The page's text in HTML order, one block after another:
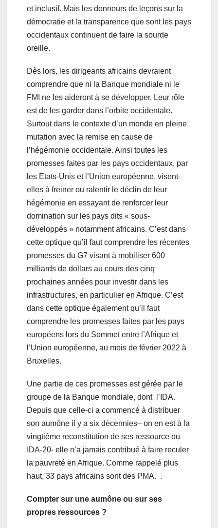
et inclusif. Mais les donneurs de leçons sur la
démocratie et la transparence que sont les pays
occidentaux continuent de faire la sourde
oreille.
Dès lors, les dirigeants africains devraient
comprendre que ni la Banque mondiale ni le
FMI ne les aideront à se développer. Leur rôle
est de les garder dans l’orbite occidentale.
Surtout dans le contexte d’un monde en pleine
mutation avec la remise en cause de
l’hégémonie occidentale. Ainsi toutes les
promesses faites par les pays occidentaux, par
les Etats-Unis et l’Union européenne, visent-
elles à freiner ou ralentir le déclin de leur
hégémonie en essayant de renforcer leur
domination sur les pays dits « sous-
développés » notamment africains. C’est dans
cette optique qu’il faut comprendre les récentes
promesses du G7 visant à mobiliser 600
milliards de dollars au cours des cinq
prochaines années pour investir dans les
infrastructures, en particulier en Afrique. C’est
dans cette optique également qu’il faut
comprendre les promesses faites par les pays
européens lors du Sommet entre l’Afrique et
l’Union européenne, au mois de février 2022 à
Bruxelles.
Une partie de ces promesses est gérée par le
groupe de la Banque mondiale, dont l’IDA.
Depuis que celle-ci a commencé à distribuer
son aumône il y a six décennies– on en est à la
vingtième reconstitution de ses ressource ou
IDA-20- elle n’a jamais contribué à faire reculer
la pauvreté en Afrique. Comme rappelé plus
haut, 33 pays africains sont des PMA. .
Compter sur une aumône ou sur ses
propres ressources ?